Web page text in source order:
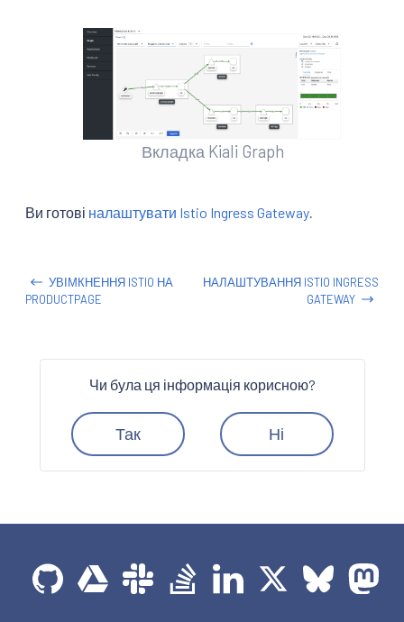
Вкладка Kiali Graph
Ви готові налаштувати Istio Ingress Gateway
УВІМКНЕННЯ ISTIO НА
PRODUCTPAGE
НАЛАШТУВАННЯ ISTIO INGRESS
GATEWAY
Чи була ця інформація корисною?
Так Ні